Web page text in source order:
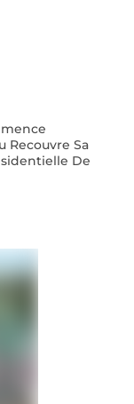
Recouvre Sa
De